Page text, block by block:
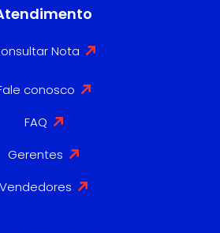
Nota
conosco
FAQ
Gerentes
Vendedores